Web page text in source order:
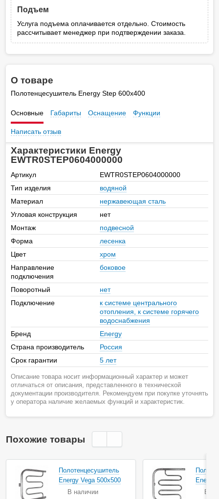
Подъем
Услуга подъема оплачивается отдельно. Стоимость
рассчитывает менеджер при подтверждении заказа.
О товаре
Полотенцесушитель Energy Step 600х400
Основные Габариты Оснащение Функции
Написать отзыв
Характеристики Energy
EWTR0STEP0604000000
Артикул
EWTR0STEP0604000000
Тип изделия
водяной
Материал
нержавеющая сталь
Угловая конструкция
нет
Монтаж
подвесной
Форма
лесенка
Цвет
хром
Направление
подключения
боковое
Поворотный
нет
Подключение
к системе центрального
отопления, к системе горячего
водоснабжения
Бренд
Energy
Страна производитель
Россия
Срок гарантии
5 лет
Описание товара носит информационный характер и может
отличаться от описания, представленного в технической
документации производителя. Рекомендуем при покупке уточнять
у оператора наличие желаемых функций и характеристик.
Похожие товары
Полотенцесушитель
Energy Vega 500х500
В наличии
Energy
В